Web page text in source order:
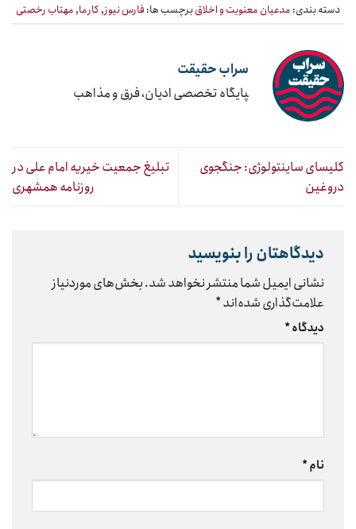
دسته بندی: مدعیان معنویت و اخلاقبرچسب ها: فارس نیوز, کارما, مهتاب رخصتی
سراب حقیقت
‍پایگاه تخصصی ادیان، فرق و مذاهب
کلیسای ساینتولوژی: جنگجوی
دروغین
تبلیغ جمعیت خیریه امام علی در
روزنامه همشهری
دیدگاهتان را بنویسید
نشانی ایمیل شما منتشر نخواهد شد.بخش‌های موردنیاز
علامت‌گذاری شده‌اند*
دیدگاه*
نام*